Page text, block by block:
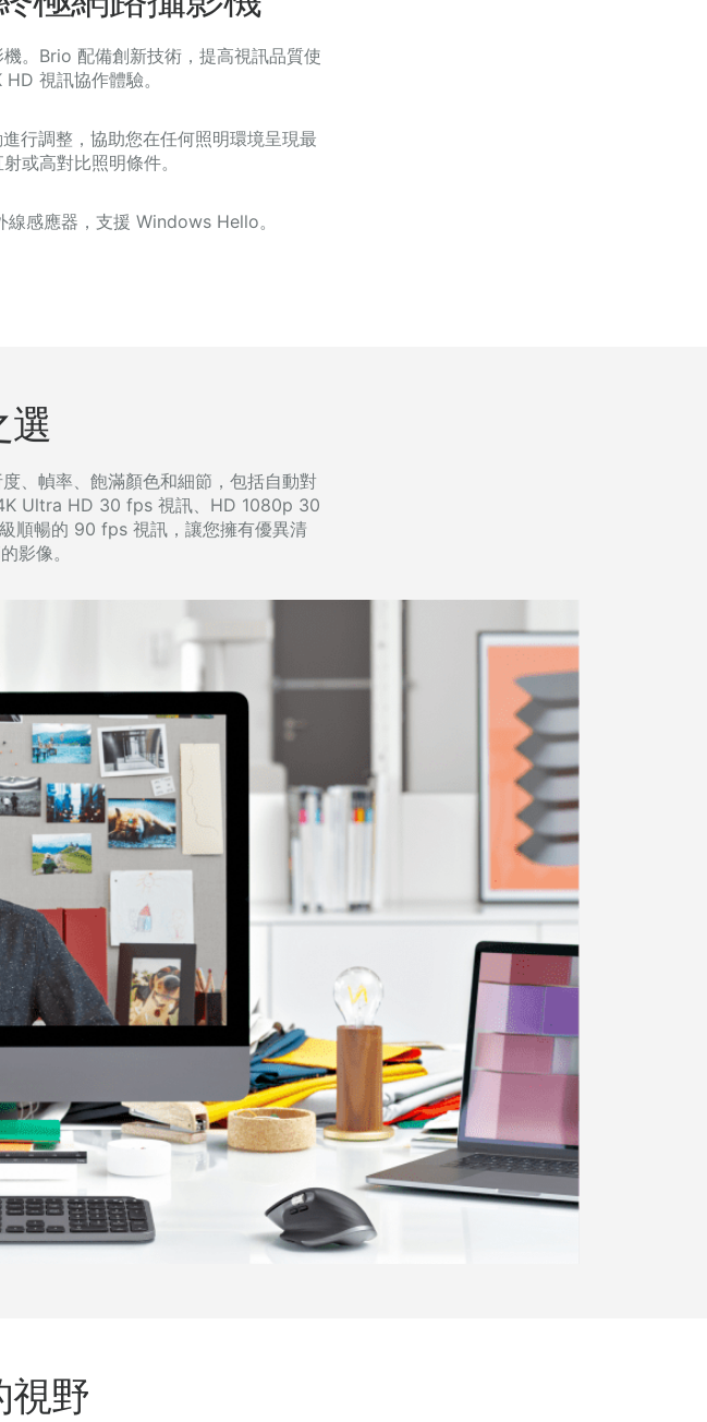
。Brio 配備創新技術，提高視訊品質使
視訊協作體驗。
行調整，協助您在任何照明環境呈現最
或高對比照明條件。
感應器，支援 Windows Hello。
選
、幀率、飽滿顏色和細節，包括自動對
Ultra HD 30 fps 視訊、HD 1080p 30
順暢的 90 fps 視訊，讓您擁有優異清
影像。
視野